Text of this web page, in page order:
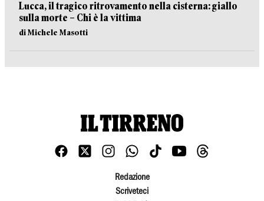
Lucca, il tragico ritrovamento nella cisterna: giallo
sulla morte – Chi è la vittima
di Michele Masotti
Redazione
Scriveteci